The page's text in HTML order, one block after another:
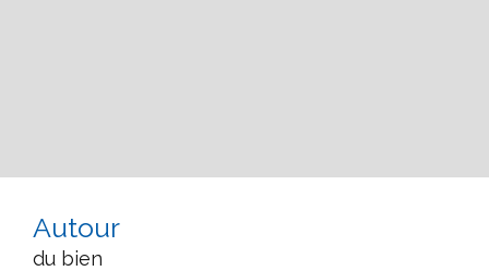
Autour
du bien